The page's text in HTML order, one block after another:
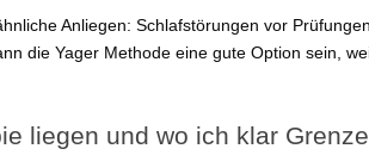
Anliegen: Schlafstörungen vor
die Yager Methode eine gute Option sein,
liegen und wo ich klar